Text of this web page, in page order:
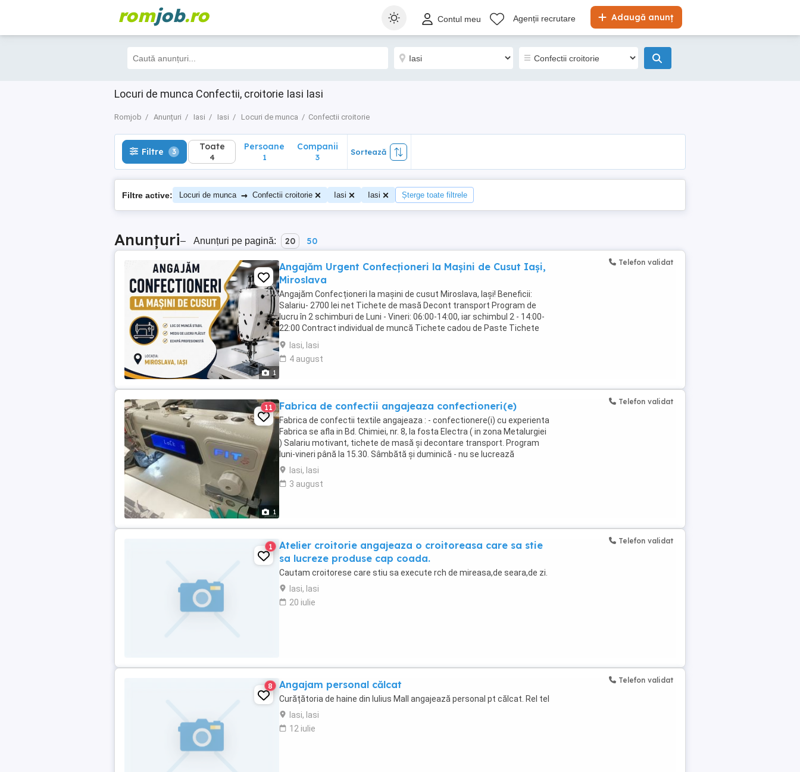
romjob.ro Adaugă anunț
Contul meu Agenții recrutare
Locuri de munca Confectii, croitorie Iasi Iasi
Romjob Anunțuri Iasi Iasi Locuri de munca Confectii croitorie
Filtre 3 Toate
4
Filtre 3 Toate
4
Persoane
1
Companii
3
Sortează
Filtre active: Locuri de munca → Confectii croitorie Iasi Iasi Șterge toate filtrele
Anunțuri– Anunțuri pe pagină: 20 50
1
Angajăm Urgent Confecționeri la Mașini de Cusut Iași,
Miroslava
Angajăm Confecționeri la mașini de cusut Miroslava, Iași! Beneficii:
Salariu- 2700 lei net Tichete de masă Decont transport Program de
lucru în 2 schimburi de Luni - Vineri: 06:00-14:00, iar schimbul 2 - 14:00-
22:00 Contract individual de muncă Tichete cadou de Paste Tichete
cadou de Craciun ...
Iasi, Iasi
4 august
Telefon validat
1
11 Fabrica de confectii angajeaza confectioneri(e)
Fabrica de confectii textile angajeaza : - confectionere(i) cu experienta
Fabrica se afla in Bd. Chimiei, nr. 8, la fosta Electra ( in zona Metalurgiei
) Salariu motivant, tichete de masă și decontare transport. Program
luni-vineri până la 15.30. Sâmbătă și duminică - nu se lucrează
Iasi, Iasi
3 august
Telefon validat
1
Atelier croitorie angajeaza o croitoreasa care sa stie
sa lucreze produse cap coada.
Cautam croitorese care stiu sa execute rch de mireasa,de seara,de zi.
Iasi, Iasi
20 iulie
Telefon validat
8 Angajam personal călcat
Curățătoria de haine din Iulius Mall angajează personal pt călcat. Rel tel
Iasi, Iasi
12 iulie
Telefon validat